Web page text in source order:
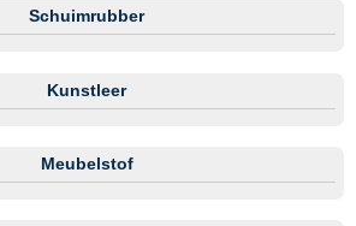
Schuimrubber
Kunstleer
Meubelstof